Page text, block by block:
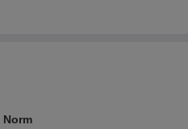
Norm